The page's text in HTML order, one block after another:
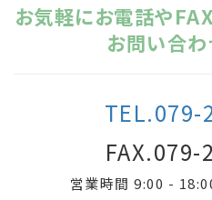
お気軽にお電話や
お問い合わ
TEL.079-
FAX.079-
営業時間 9:00 -